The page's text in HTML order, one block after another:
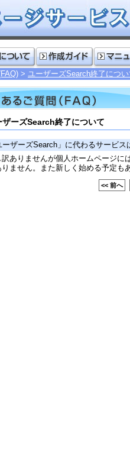
ユーザーズSearch終了につ
ザーズSearch終了について
ーザーズSearch」に代わるサービ
訳ありませんが個人ホームページに
りません。また新しく始める予定も
<< 前へ